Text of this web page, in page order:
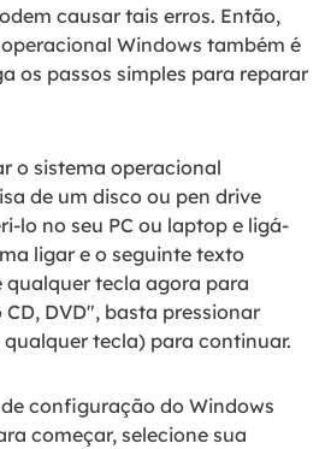
causar tais erros. Então,
Windows também é
os passos simples para reparar
o sistema operacional
de um disco ou pen drive
lo no seu PC ou laptop e ligá-
ligar e o seguinte texto
qualquer tecla agora para
DVD", basta pressionar
tecla) para continuar.
configuração do Windows
começar, selecione sua